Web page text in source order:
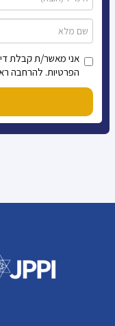
אני מאשר/ת קבלת
הפרטיות. להרחבה